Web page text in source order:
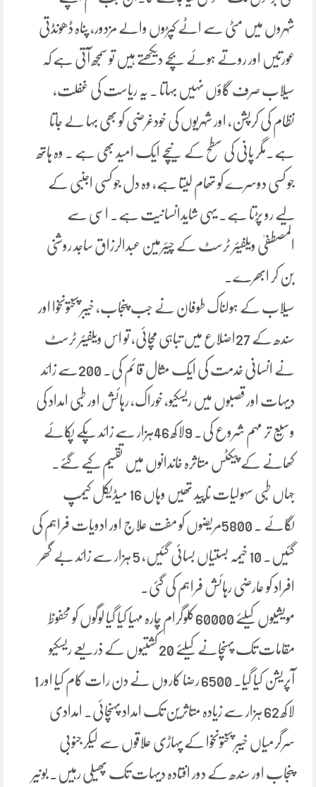
شہروں میں مٹی سے اٹے کپڑوں والے مزدور، پناہ ڈھونڈتی
عورتیں اور روتے ہوئے بچے دیکھتے ہیں تو سمجھ آتی ہے کہ
سیلاب صرف گاؤں نہیں بہاتا ۔ یہ ریاست کی غفلت،
نظام کی کرپشن، اور شہریوں کی خودغرضی کو بھی بہا لے جاتا
ہے۔مگر پانی کی سطح کے نیچے ایک امید بھی ہے ۔ وہ ہاتھ
جو کسی دوسرے کو تھام لیتا ہے، وہ دل جو کسی اجنبی کے
لیے رو پڑتا ہے۔ یہی شایدانسانیت ہے۔ اسی سے
المصطفیٰ ویلفیئر ٹرسٹ کے چیئرمین عبدالرزاق ساجد روشنی
بن کر ابھرے۔
سیلاب کے ہولناک طوفان نے جب پنجاب، خیبر پختونخوا اور
سندھ کے 27اضلاع میں تباہی مچائی، تو اس ویلفیئر ٹرسٹ
نے انسانی خدمت کی ایک مثال قائم کی۔ 200سے زائد
دیہات اور قصبوں میں ریسکیو، خوراک، رہائش اور طبی امداد کی
وسیع تر مہم شروع کی۔ 9لاکھ 46ہزار سے زائد پکے پکائے
کھانے کے پیکٹس متاثرہ خاندانوں میں تقسیم کیے گئے۔
جہاں طبی سہولیات ناپید تھیں وہاں 16 میڈیکل کیمپ
لگائے ۔ 5800مریضوں کو مفت علاج اور ادویات فراہم کی
گئیں۔ 10 خیمہ بستیاں بسائی گئیں، 5 ہزار سے زائد بے گھر
افراد کو عارضی رہائش فراہم کی گئی۔
مویشیوں کیلئے 60000کلوگرام چارہ مہیا کیا گیا لوگوں کو محفوظ
مقامات تک پہنچانے کیلئے 20 کشتیوں کے ذریعے ریسکیو
آپریشن کیا گیا۔ 6500 رضا کاروں نے دن رات کام کیا اور 1
لاکھ 62 ہزار سے زیادہ متاثرین تک امداد پہنچائی۔ امدادی
سرگرمیاں خیبر پختونخوا کے پہاڑی علاقوں سے لیکر جنوبی
پنجاب اور سندھ کے دور افتادہ دیہات تک پھیلی رہیں۔ بونیر